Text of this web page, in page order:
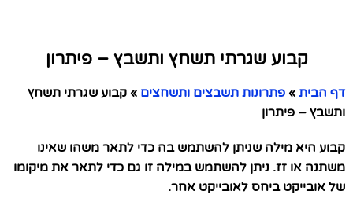
קבוע שגרתי תשחץ ותשבץ – פיתרון
דף הבית » פתרונות תשבצים ותשחצים » קבוע שגרתי תשחץ
ותשבץ – פיתרון
קבוע היא מילה שניתן להשתמש בה כדי לתאר משהו שאינו
משתנה או זז. ניתן להשתמש במילה זו גם כדי לתאר את מיקומו
של אובייקט ביחס לאובייקט אחר.